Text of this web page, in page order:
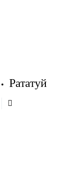
Рататуй